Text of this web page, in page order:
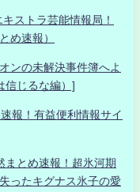
ストラ芸能情報局！
め速報）
ンの未解決事件簿へよ
信じるな編）]
！有益便利情報サイ
まとめ速報！超氷河期
ったキグナス氷子の愛